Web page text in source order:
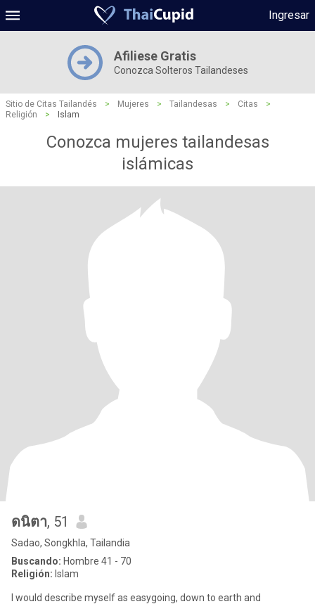
Ingresar
Afiliese Gratis
Conozca Solteros Tailandeses
Sitio de Citas Tailandés > Mujeres > Tailandesas > Citas
>
Religión
> Islam
Conozca mujeres tailandesas
islámicas
ดนิตา, 51
Sadao, Songkhla, Tailandia
Buscando: Hombre 41 - 70
Religión: Islam
I would describe myself as easygoing, down to earth and